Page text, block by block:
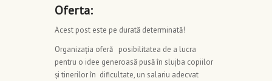
Oferta:
Acest post este pe durată determinată!
Organizaţia oferă posibilitatea de a lucra
pentru o idee generoasă pusă în slujba copiilor
şi tinerilor în dificultate, un salariu adecvat